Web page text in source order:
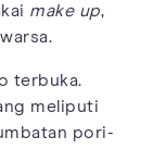
make up,
terbuka.
meliputi
pori-